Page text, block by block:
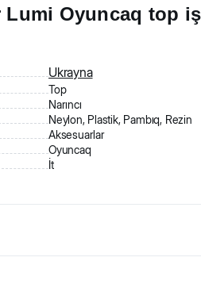
Oyuncaq top
Ukrayna
Top
Narıncı
Neylon, Plastik, Pambıq, Rezin
Aksesuarlar
Oyuncaq
İt